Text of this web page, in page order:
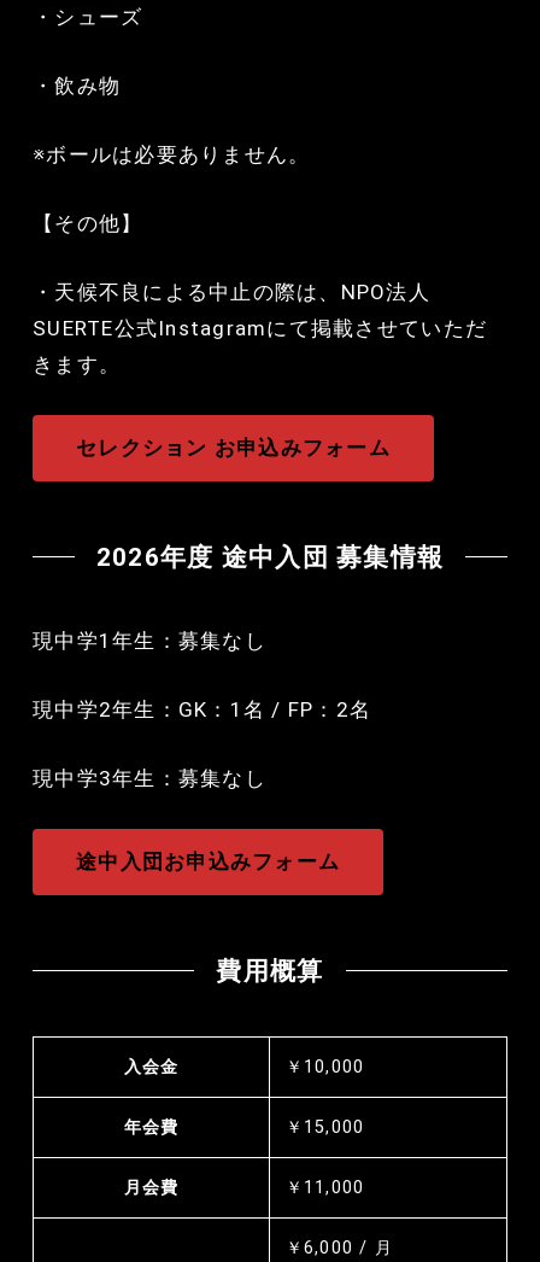
・シューズ
・飲み物
※ボールは必要ありません。
【その他】
・天候不良による中止の際は、NPO法人
SUERTE公式Instagramにて掲載させていただ
きます。
セレクション お申込みフォーム
2026年度 途中入団 募集情報
現中学1年生：募集なし
現中学2年生：GK：1名 / FP：2名
現中学3年生：募集なし
途中入団お申込みフォーム
費用概算
入会金 ￥10,000
年会費 ￥15,000
月会費 ￥11,000
￥6,000 / 月